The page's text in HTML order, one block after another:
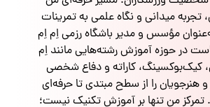
تجربه میدانی و نگاه علمی به تمرینات
مؤسس و مدیر باشگاه رزمی اِم اِم
در حوزه آموزش رشته‌هایی مانند اِم
کیک‌بوکسینگ، کاراته و دفاع شخصی
هنرجویان را از سطح مبتدی تا حرفه‌ای
تمرکز من تنها بر آموزش تکنیک نیست؛